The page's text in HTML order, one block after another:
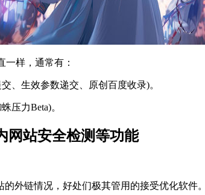
一样，通常有：
、生效参数递交、原创百度收录)。
压力Beta)。
网站安全检测等功能
外链情况，好处们极其管用的接受优化软件。